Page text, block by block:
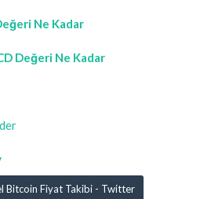
Ne Kadar
Değeri Ne Kadar
Bitcoin Fiyat Takibi - Twitter